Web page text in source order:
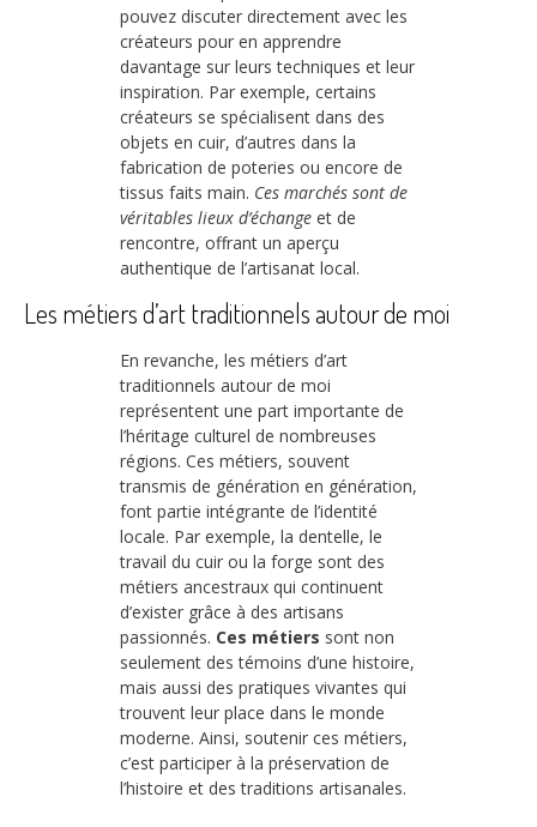
pouvez discuter directement avec les
créateurs pour en apprendre
davantage sur leurs techniques et leur
inspiration. Par exemple, certains
créateurs se spécialisent dans des
objets en cuir, d’autres dans la
fabrication de poteries ou encore de
tissus faits main. Ces marchés sont de
véritables lieux d’échange et de
rencontre, offrant un aperçu
authentique de l’artisanat local.
Les métiers d’art traditionnels autour de moi
En revanche, les métiers d’art
traditionnels autour de moi
représentent une part importante de
l’héritage culturel de nombreuses
régions. Ces métiers, souvent
transmis de génération en génération,
font partie intégrante de l’identité
locale. Par exemple, la dentelle, le
travail du cuir ou la forge sont des
métiers ancestraux qui continuent
d’exister grâce à des artisans
passionnés. Ces métiers sont non
seulement des témoins d’une histoire,
mais aussi des pratiques vivantes qui
trouvent leur place dans le monde
moderne. Ainsi, soutenir ces métiers,
c’est participer à la préservation de
l’histoire et des traditions artisanales.